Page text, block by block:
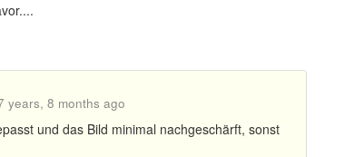
years, 8 months ago
und das Bild minimal nachgeschärft, sonst